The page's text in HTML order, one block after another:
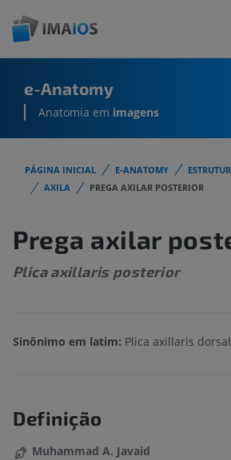
e-Anatomy
Anatomia em imagens
PÁGINA INICIAL E-ANATOMY
AXILA
PREGA AXILAR POSTERIOR
Prega axilar
Plica axillaris posterior
Sinônimo em latim: Plica axillaris
Definição
Muhammad A. Javaid